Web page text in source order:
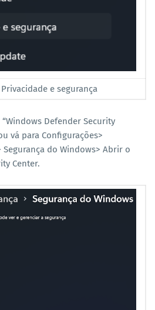
e segurança
Defender Security
vá para Configurações>
do Windows> Abrir o
Center.